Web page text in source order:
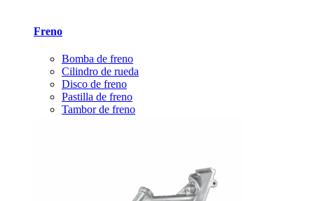
Freno
Bomba de freno
Cilindro de rueda
Disco de freno
Pastilla de freno
Tambor de freno